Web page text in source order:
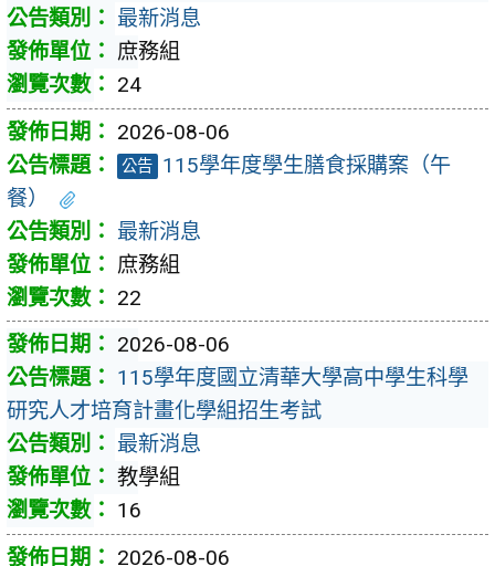
最新消息
庶務組
24
2026-08-06
公告 115學年度學生膳食採購案（午
餐）
最新消息
庶務組
22
2026-08-06
115學年度國立清華大學高中學生科學
研究人才培育計畫化學組招生考試
最新消息
教學組
16
2026-08-06